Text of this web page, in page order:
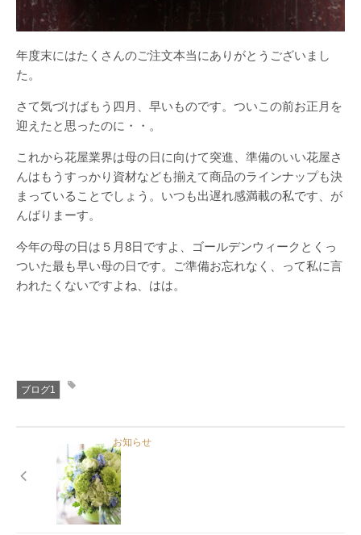
年度末にはたくさんのご注文本当にありがとうございまし
た。
さて気づけばもう四月、早いものです。ついこの前お正月を
迎えたと思ったのに・・。
これから花屋業界は母の日に向けて突進、準備のいい花屋さ
んはもうすっかり資材なども揃えて商品のラインナップも決
まっていることでしょう。いつも出遅れ感満載の私です、が
んばりまーす。
今年の母の日は５月8日ですよ、ゴールデンウィークとくっ
ついた最も早い母の日です。ご準備お忘れなく、って私に言
われたくないですよね、はは。
ブログ1
お知らせ